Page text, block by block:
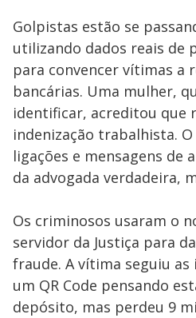
Golpistas estão se
utilizando dados reais de
para convencer vítimas a
bancárias. Uma mulher,
identificar, acreditou que
indenização trabalhista.
ligações e mensagens de
da advogada verdadeira,
Os criminosos usaram o
servidor da Justiça para
fraude. A vítima seguiu
um QR Code pensando
depósito, mas perdeu 9